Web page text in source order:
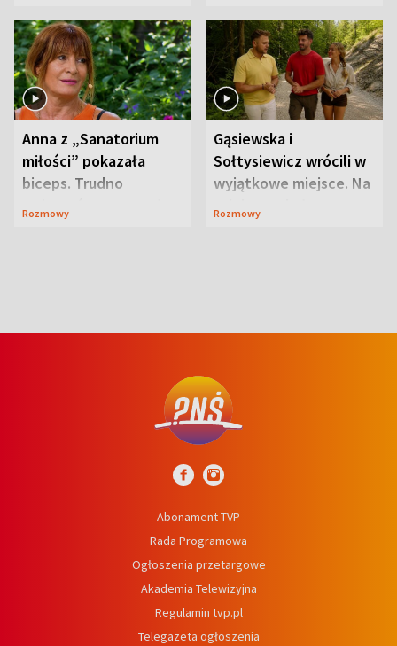
Anna z „Sanatorium
miłości” pokazała
biceps. Trudno
uwierzyć, co przeszła
Rozmowy
Gąsiewska i
Sołtysiewicz wrócili w
wyjątkowe miejsce. Na
szlaku czekał
Rozmowy
Abonament TVP
Rada Programowa
Ogłoszenia przetargowe
Akademia Telewizyjna
Regulamin tvp.pl
Telegazeta ogłoszenia